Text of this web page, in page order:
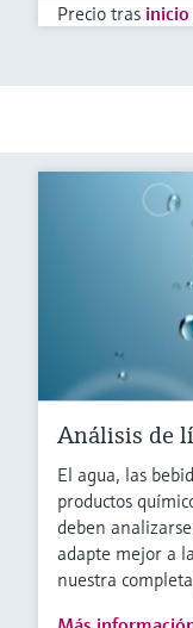
Precio tras inicio
Análisis de
El agua, las
productos
deben
adapte mejor a
nuestra